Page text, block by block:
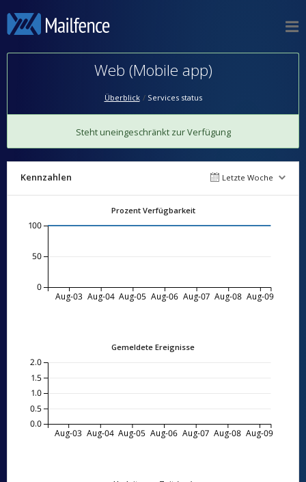
Web (Mobile app)
Überblick Services status
Steht uneingeschränkt zur Verfügung
Kennzahlen Letzte Woche
Prozent Verfügbarkeit
Aug-03 Aug-04 Aug-05 Aug-06 Aug-07 Aug-08 Aug-09
0
50
100
Gemeldete Ereignisse
Aug-03 Aug-04 Aug-05 Aug-06 Aug-07 Aug-08 Aug-09
0.0
0.5
1.0
1.5
2.0